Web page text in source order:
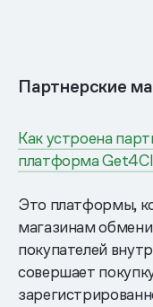
Партнерские
Как устроена
платформа
Это платформы,
магазинам
покупателей
совершает